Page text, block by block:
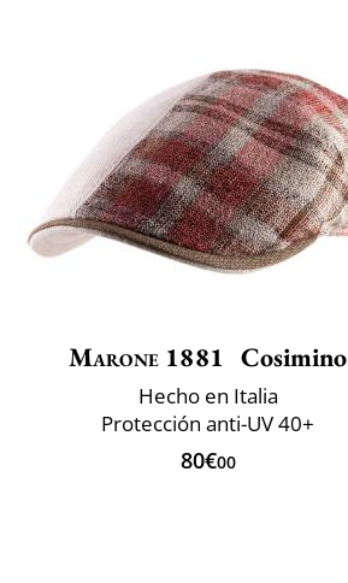
Marone 1881 Cosimino
Hecho en Italia
Protección anti-UV 40+
80€00